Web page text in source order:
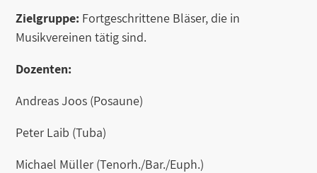
Zielgruppe: Fortgeschrittene Bläser, die in
Musikvereinen tätig sind.
Dozenten:
Andreas Joos (Posaune)
Peter Laib (Tuba)
Michael Müller (Tenorh./Bar./Euph.)